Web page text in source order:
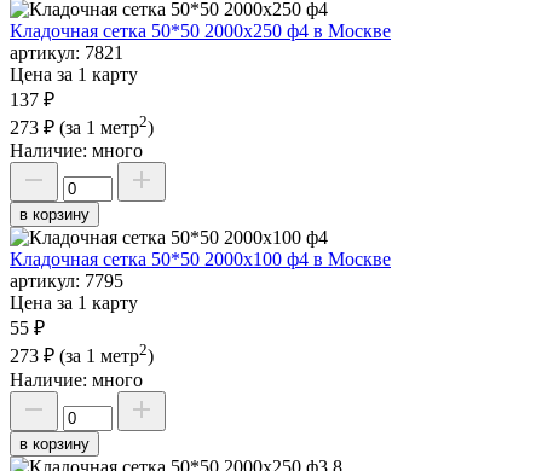
Кладочная сетка 50*50 2000х250 ф4 в Москве
артикул: 7821
Цена за 1 карту
137 ₽
273 ₽ (за 1 метр2)
Наличие: много
в корзину
Кладочная сетка 50*50 2000х100 ф4 в Москве
артикул: 7795
Цена за 1 карту
55 ₽
273 ₽ (за 1 метр2)
Наличие: много
в корзину